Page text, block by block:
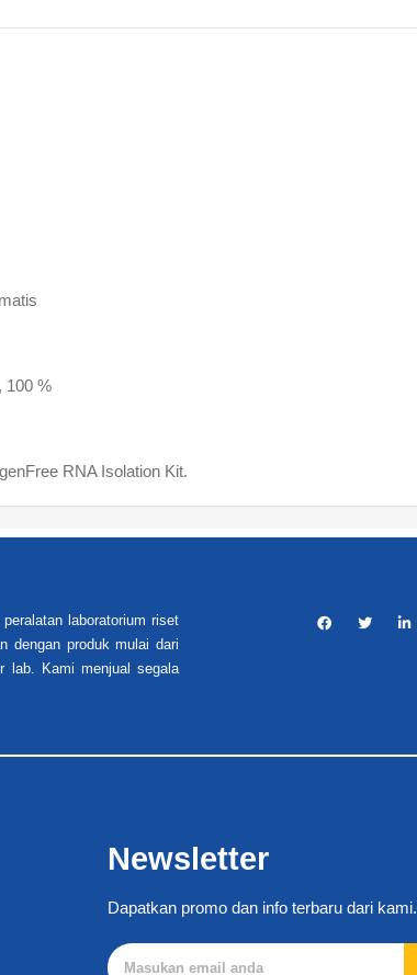
100 %
RNA Isolation Kit.
laboratorium riset
dengan produk mulai dari
lab. Kami menjual segala
Newsletter
Dapatkan promo dan info terbaru dari kami.